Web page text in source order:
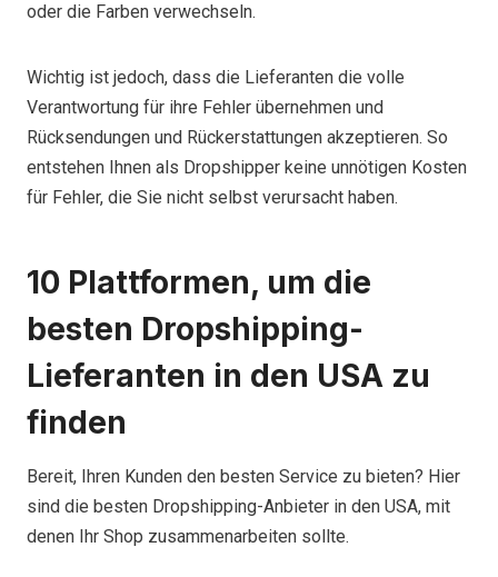
oder die Farben verwechseln.
Wichtig ist jedoch, dass die Lieferanten die volle
Verantwortung für ihre Fehler übernehmen und
Rücksendungen und Rückerstattungen akzeptieren. So
entstehen Ihnen als Dropshipper keine unnötigen Kosten
für Fehler, die Sie nicht selbst verursacht haben.
10 Plattformen, um die
besten Dropshipping-
Lieferanten in den USA zu
finden
Bereit, Ihren Kunden den besten Service zu bieten? Hier
sind die besten Dropshipping-Anbieter in den USA, mit
denen Ihr Shop zusammenarbeiten sollte.